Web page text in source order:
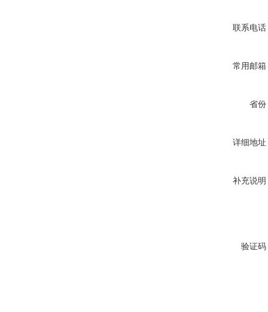
联系电话
常用邮箱
省份
详细地址
补充说明
验证码